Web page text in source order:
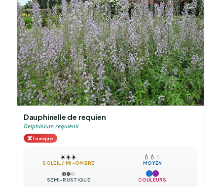
Dauphinelle de requien
Delphinium requienii
☠️Toxique
☀️☀️☀️
SOLEIL / MI-OMBRE
💧 💧 💧
MOYEN
❄️❄️❄️
SEMI-RUSTIQUE COULEURS